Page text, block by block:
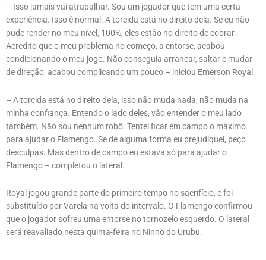
– Isso jamais vai atrapalhar. Sou um jogador que tem uma certa
experiência. Isso é normal. A torcida está no direito dela. Se eu não
pude render no meu nível, 100%, eles estão no direito de cobrar.
Acredito que o meu problema no começo, a entorse, acabou
condicionando o meu jogo. Não conseguia arrancar, saltar e mudar
de direção, acabou complicando um pouco – iniciou Emerson Royal.
– A torcida está no direito dela, isso não muda nada, não muda na
minha confiança. Entendo o lado deles, vão entender o meu lado
também. Não sou nenhum robô. Tentei ficar em campo o máximo
para ajudar o Flamengo. Se de alguma forma eu prejudiquei, peço
desculpas. Mas dentro de campo eu estava só para ajudar o
Flamengo – completou o lateral.
Royal jogou grande parte do primeiro tempo no sacrifício, e foi
substituído por Varela na volta do intervalo. O Flamengo confirmou
que o jogador sofreu uma entorse no tornozelo esquerdo. O lateral
será reavaliado nesta quinta-feira no Ninho do Urubu.